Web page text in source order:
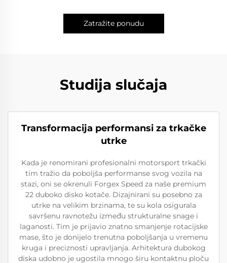
Zatražite ponudu
Studija slučaja
Transformacija performansi za trkačke
utrke
Kada je renomirani profesionalni motorsport trkački
tim tražio da poboljša performanse svog vozila na
stazi, oni se okrenuli Forgex Speed za naše premium
22 duboko disko kotače. Dizajnirani su posebno za
utrke na velikim brzinama, te su kola osigurala
savršenu ravnotežu između strukturalne snage i
laganosti. Tim je prijavio znatno smanjenje rotacijske
mase, što je donijelo trenutna poboljšanja u vremenu
kruga i preciznosti upravljanja. Arhitektura dubokog
diska udobno je ugostila mnogo širu kontaktnu ploču